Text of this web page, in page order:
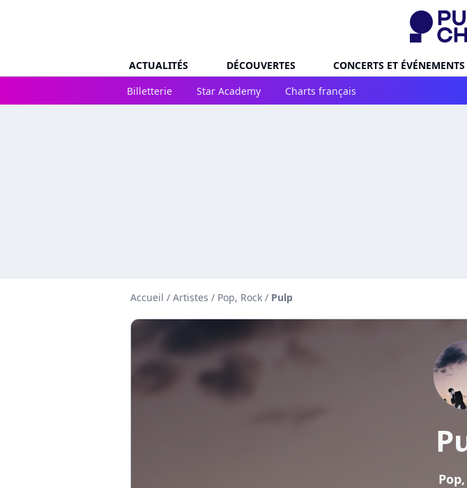
ACTUALITÉS DÉCOUVERTES CONCERTS ET ÉVÉNEMENTS
Billetterie
Star Academy Charts français
Accueil / Artistes / Pop, Rock / Pulp